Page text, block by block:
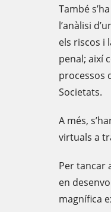
També
l’anàlisi
els riscos i
penal; així
processos
Societats.
A més,
virtuals a
Per tancar
en
magnífica